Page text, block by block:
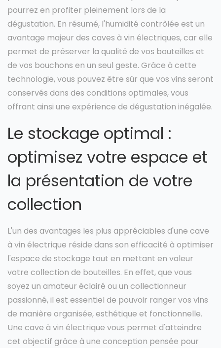
pourrez en profiter pleinement lors de la
dégustation. En résumé, l'humidité contrôlée est un
avantage majeur des caves à vin électriques, car elle
permet de préserver la qualité de vos bouteilles et
de vos bouchons en un seul geste. Grâce à cette
technologie, vous pouvez être sûr que vos vins seront
conservés dans des conditions optimales, vous
offrant ainsi une expérience de dégustation inégalée.
Le stockage optimal :
optimisez votre espace et
la présentation de votre
collection
L'un des avantages les plus appréciables d'une cave
à vin électrique réside dans son efficacité à optimiser
l'espace de stockage tout en mettant en valeur
votre collection de bouteilles. En effet, que vous
soyez un amateur éclairé ou un collectionneur
passionné, il est essentiel de pouvoir ranger vos vins
de manière organisée, esthétique et fonctionnelle.
Une cave à vin électrique vous permet d'atteindre
cet objectif grâce à une conception pensée pour